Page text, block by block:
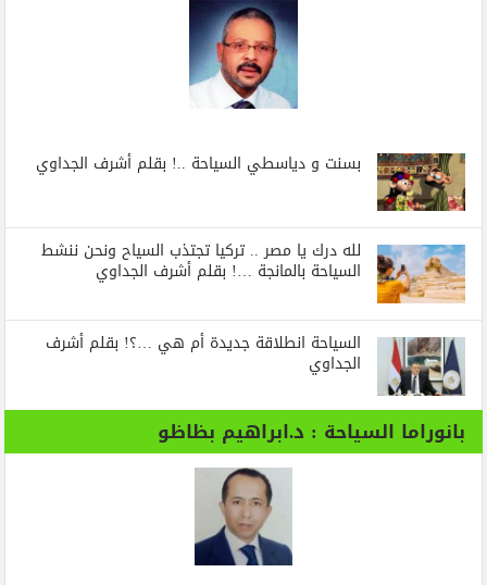
بسنت و دياسطي السياحة ..! بقلم أشرف الجداوي
لله درك يا مصر .. تركيا تجتذب السياح ونحن ننشط
السياحة بالمانجة …! بقلم أشرف الجداوي
السياحة انطلاقة جديدة أم هي …؟! بقلم أشرف
الجداوي
بانوراما السياحة : د.ابراهيم بظاظو